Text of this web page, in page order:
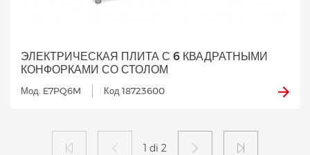
ЭЛЕКТРИЧЕСКАЯ ПЛИТА С 6 КВАДРАТНЫМИ
КОНФОРКАМИ СО СТОЛОМ
Мод. E7PQ6M Код 18723600
1 di 2